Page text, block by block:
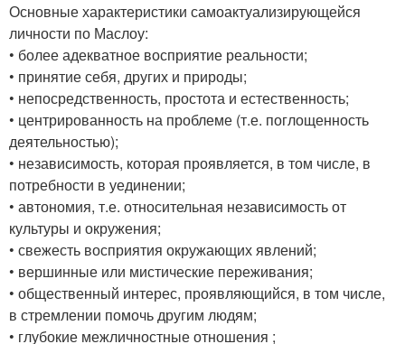
Основные характеристики самоактуализирующейся
личности по Маслоу:
• более адекватное восприятие реальности;
• принятие себя, других и природы;
• непосредственность, простота и естественность;
• центрированность на проблеме (т.е. поглощенность
деятельностью);
• независимость, которая проявляется, в том числе, в
потребности в уединении;
• автономия, т.е. относительная независимость от
культуры и окружения;
• свежесть восприятия окружающих явлений;
• вершинные или мистические переживания;
• общественный интерес, проявляющийся, в том числе,
в стремлении помочь другим людям;
• глубокие межличностные отношения ;